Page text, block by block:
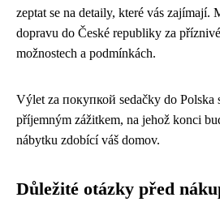
zeptat se na detaily, které vás zajímají.
dopravu do České republiky za
možnostech a podmínkách.
Výlet za покупкой sedačky do Polska
příjemným zážitkem, na jehož konci
nábytku zdobící váš domov.
Důležité otázky před